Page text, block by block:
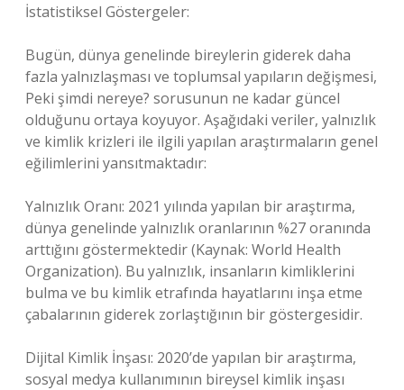
İstatistiksel Göstergeler:
Bugün, dünya genelinde bireylerin giderek daha
fazla yalnızlaşması ve toplumsal yapıların değişmesi,
Peki şimdi nereye? sorusunun ne kadar güncel
olduğunu ortaya koyuyor. Aşağıdaki veriler, yalnızlık
ve kimlik krizleri ile ilgili yapılan araştırmaların genel
eğilimlerini yansıtmaktadır:
Yalnızlık Oranı: 2021 yılında yapılan bir araştırma,
dünya genelinde yalnızlık oranlarının %27 oranında
arttığını göstermektedir (Kaynak: World Health
Organization). Bu yalnızlık, insanların kimliklerini
bulma ve bu kimlik etrafında hayatlarını inşa etme
çabalarının giderek zorlaştığının bir göstergesidir.
Dijital Kimlik İnşası: 2020’de yapılan bir araştırma,
sosyal medya kullanımının bireysel kimlik inşası